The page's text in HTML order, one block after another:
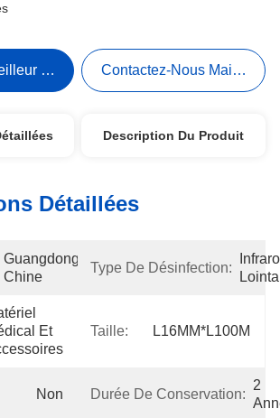
Prix Contactez-Nous Maintenant
Description Du Produit
Détaillées
Guangdong,
Chine
Type De Désinfection:
Et
Taille: L16MM*L100M
Non Durée De Conservation:
2